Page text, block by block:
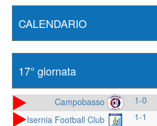
Campobasso 1-0
Isernia Football Club
1-1